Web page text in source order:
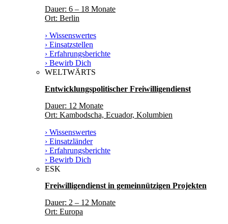
Dauer: 6 – 18 Monate
Ort: Berlin
› Wissenswertes
› Einsatzstellen
› Erfahrungsberichte
› Bewirb Dich
WELTWÄRTS
Entwicklungspolitischer Freiwilligendienst
Dauer: 12 Monate
Ort: Kambodscha, Ecuador, Kolumbien
› Wissenswertes
› Einsatzländer
› Erfahrungsberichte
› Bewirb Dich
ESK
Freiwilligendienst in gemeinnützigen Projekten
Dauer: 2 – 12 Monate
Ort: Europa